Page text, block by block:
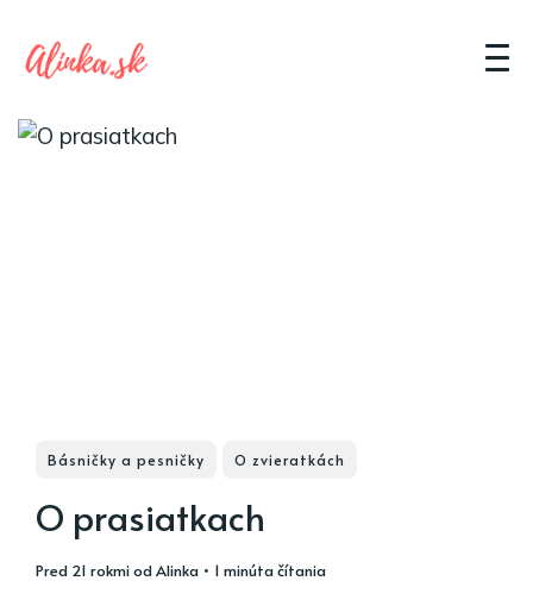
Básničky a pesničky O zvieratkách
O prasiatkach
pred 21 rokmiodAlinka • 1 minúta čítania